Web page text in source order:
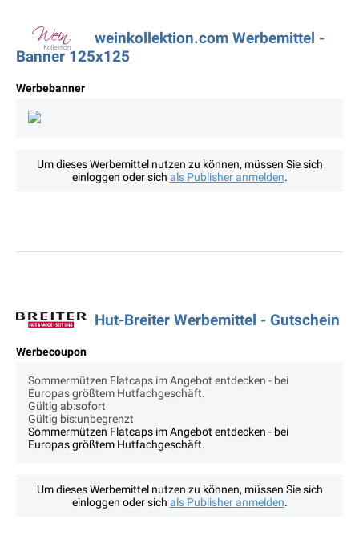
weinkollektion.com Werbemittel -
Banner 125x125
Werbebanner
Um dieses Werbemittel nutzen zu können, müssen Sie sich
einloggen oder sich als Publisher anmelden.
Hut-Breiter Werbemittel - Gutschein
Werbecoupon
Sommermützen Flatcaps im Angebot entdecken - bei
Europas größtem Hutfachgeschäft.
Gültig ab:sofort
Gültig bis:unbegrenzt
Sommermützen Flatcaps im Angebot entdecken - bei
Europas größtem Hutfachgeschäft.
Um dieses Werbemittel nutzen zu können, müssen Sie sich
einloggen oder sich als Publisher anmelden.